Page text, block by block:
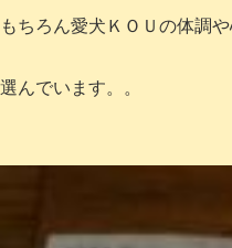
もちろん愛犬ＫＯＵの体調
選んでいます。。